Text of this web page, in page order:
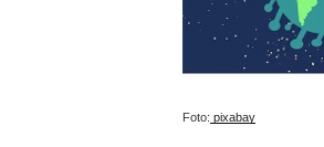
Foto: pixabay